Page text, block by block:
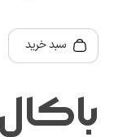
سبد خرید